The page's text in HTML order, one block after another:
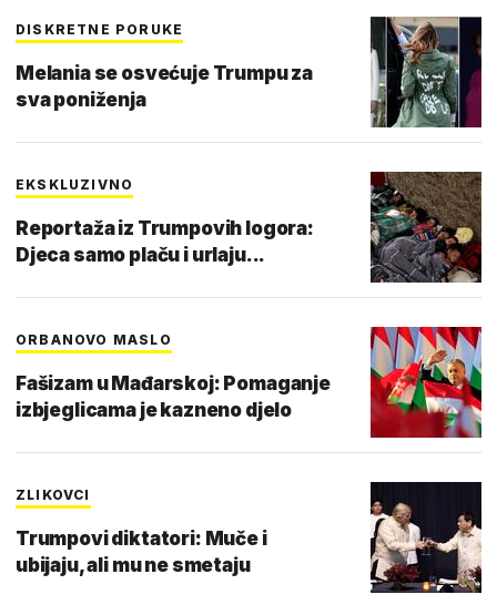
DISKRETNE PORUKE
Melania se osvećuje Trumpu za
sva poniženja
EKSKLUZIVNO
Reportaža iz Trumpovih logora:
Djeca samo plaču i urlaju...
ORBANOVO MASLO
Fašizam u Mađarskoj: Pomaganje
izbjeglicama je kazneno djelo
ZLIKOVCI
Trumpovi diktatori: Muče i
ubijaju, ali mu ne smetaju